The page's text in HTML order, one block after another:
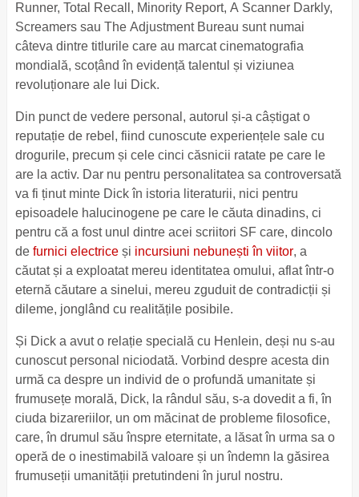
Runner, Total Recall, Minority Report, A Scanner Darkly,
Screamers sau The Adjustment Bureau sunt numai
câteva dintre titlurile care au marcat cinematografia
mondială, scoțând în evidență talentul și viziunea
revoluționare ale lui Dick.
Din punct de vedere personal, autorul și-a câștigat o
reputație de rebel, fiind cunoscute experiențele sale cu
drogurile, precum și cele cinci căsnicii ratate pe care le
are la activ. Dar nu pentru personalitatea sa controversată
va fi ținut minte Dick în istoria literaturii, nici pentru
episoadele halucinogene pe care le căuta dinadins, ci
pentru că a fost unul dintre acei scriitori SF care, dincolo
de furnici electriceși incursiuni nebunești în viitor, a
căutat și a exploatat mereu identitatea omului, aflat într-o
eternă căutare a sinelui, mereu zguduit de contradicții și
dileme, jonglând cu realitățile posibile.
Și Dick a avut o relație specială cu Henlein, deși nu s-au
cunoscut personal niciodată. Vorbind despre acesta din
urmă ca despre un individ de o profundă umanitate și
frumusețe morală, Dick, la rândul său, s-a dovedit a fi, în
ciuda bizareriilor, un om măcinat de probleme filosofice,
care, în drumul său înspre eternitate, a lăsat în urma sa o
operă de o inestimabilă valoare și un îndemn la găsirea
frumuseții umanității pretutindeni în jurul nostru.